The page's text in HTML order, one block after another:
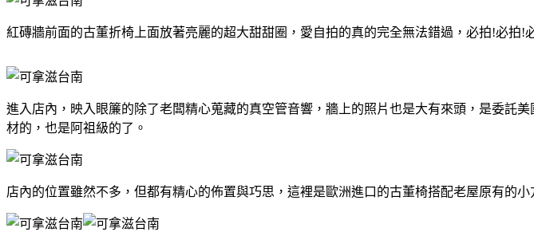
紅磚牆前面的古董折椅上面放著亮麗的超大甜甜圈，愛自拍的真的完全無法錯過，必拍!必拍!
進入店內，映入眼簾的除了老闆精心蒐藏的真空管音響，牆上的照片也是大有來頭，是委託
材的，也是阿祖級的了。
店內的位置雖然不多，但都有精心的佈置與巧思，這裡是歐洲進口的古董椅搭配老屋原有的